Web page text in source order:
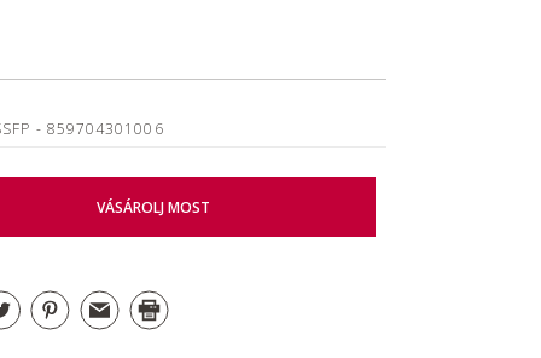
- 859704301006
VÁSÁROLJ MOST